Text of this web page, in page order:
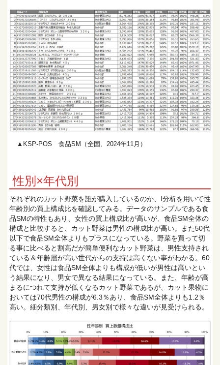
▲KSP-POS 食品SM（全国、2024年11月）
性別×年代別
それぞれのカット野菜を誰が購入しているのか、I分析を用いて性
年齢別の買上構成比を確認してみる。データのサンプルである食
品SMの特性もあり、女性の買上構成比が高いが、食品SM全体の
構成と比較すると、カット野菜は男性の構成比が高い。また50代
以下で食品SM全体よりもプラスになっている。野菜を買って切
る事に比べると割高だが簡単便利なカット野菜は、男性支持され
ている＆年齢層が高い世代からの支持は高くない事がわかる。60
代では、女性は食品SM全体よりも構成が低いが男性は高いとい
う結果になり、男女で異なる結果になっている。また、年齢が高
まるにつれて支持が低くなるカット野菜であるが、カット果物に
おいては70代男性の構成が6.3％あり、食品SM全体よりも1.2％
高い。細分類別、年代別、男女別で様々な違いが見受けられる。